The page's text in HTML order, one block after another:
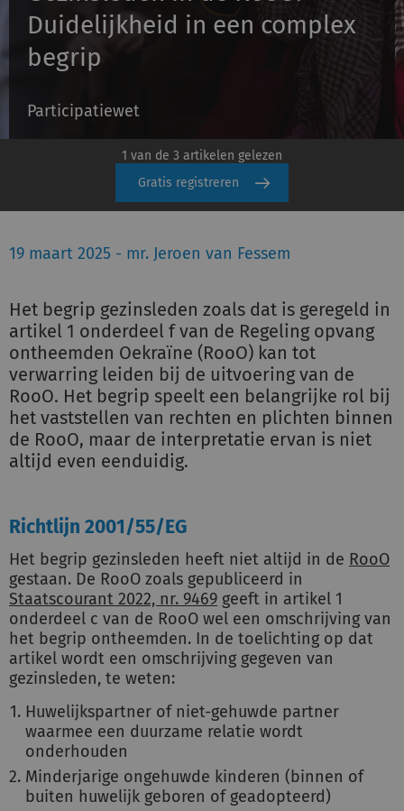
Duidelijkheid in een complex
begrip
Participatiewet
1 van de 3 artikelen gelezen
Gratis registreren
19 maart 2025 - mr. Jeroen van Fessem
Het begrip gezinsleden zoals dat is geregeld in
artikel 1 onderdeel f van de Regeling opvang
ontheemden Oekraïne (RooO) kan tot
verwarring leiden bij de uitvoering van de
RooO. Het begrip speelt een belangrijke rol bij
het vaststellen van rechten en plichten binnen
de RooO, maar de interpretatie ervan is niet
altijd even eenduidig.
Richtlijn 2001/55/EG
Het begrip gezinsleden heeft niet altijd in de RooO
gestaan. De RooO zoals gepubliceerd in
Staatscourant 2022, nr. 9469 geeft in artikel 1
onderdeel c van de RooO wel een omschrijving van
het begrip ontheemden. In de toelichting op dat
artikel wordt een omschrijving gegeven van
gezinsleden, te weten:
Huwelijkspartner of niet-gehuwde partner
waarmee een duurzame relatie wordt
onderhouden
Minderjarige ongehuwde kinderen (binnen of
buiten huwelijk geboren of geadopteerd)